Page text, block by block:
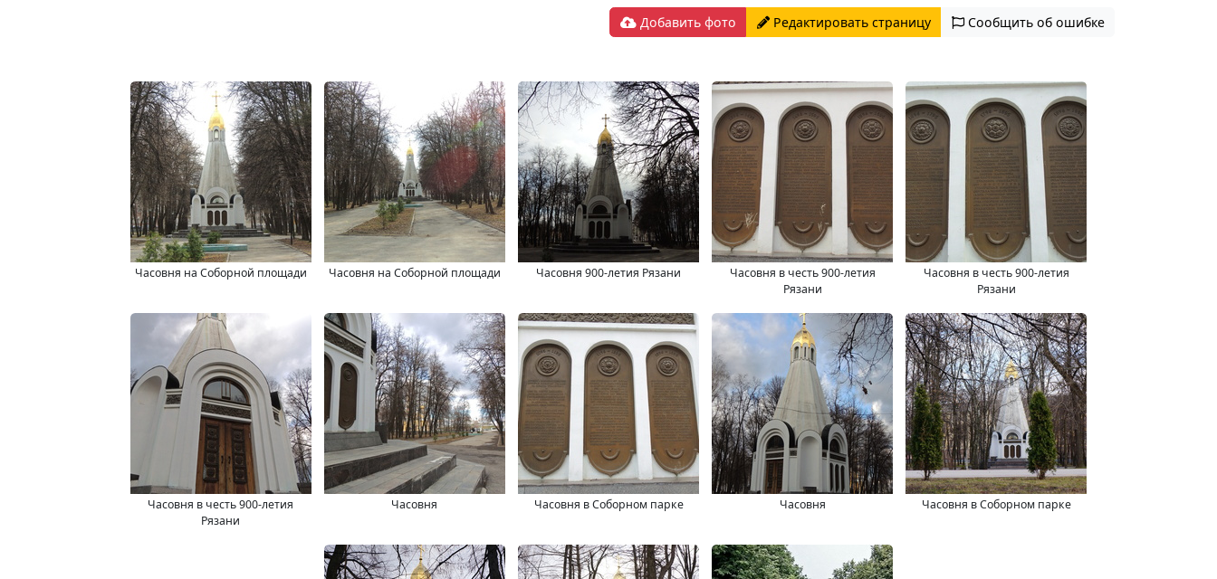
Добавить фото Редактировать страницу Сообщить об ошибке
Часовня на Соборной площади Часовня на Соборной площади Часовня 900-летия Рязани
Часовня в честь 900-летия
Рязани
Часовня в честь 900-летия
Рязани
Часовня в честь 900-летия
Рязани
Часовня Часовня в Соборном парке Часовня Часовня в Соборном парке